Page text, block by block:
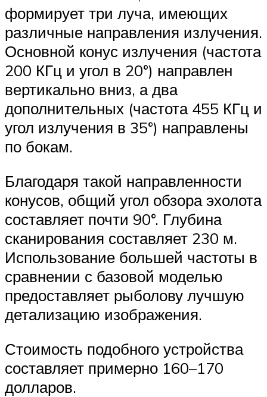
формирует три луча, имеющих
различные направления излучения.
Основной конус излучения (частота
200 КГц и угол в 20°) направлен
вертикально вниз, а два
дополнительных (частота 455 КГц и
угол излучения в 35°) направлены
по бокам.
Благодаря такой направленности
конусов, общий угол обзора эхолота
составляет почти 90°. Глубина
сканирования составляет 230 м.
Использование большей частоты в
сравнении с базовой моделью
предоставляет рыболову лучшую
детализацию изображения.
Стоимость подобного устройства
составляет примерно 160–170
долларов.